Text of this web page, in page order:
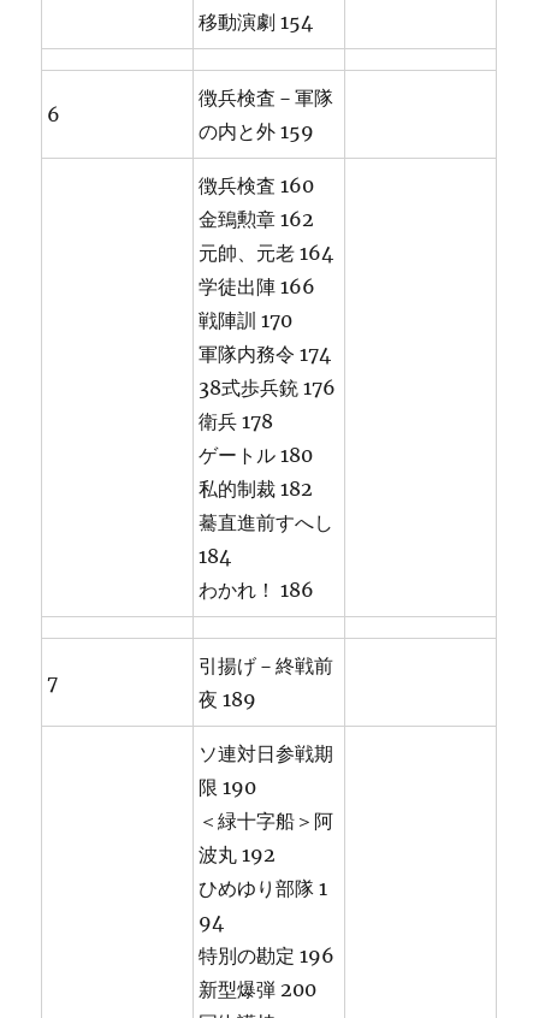
移動演劇 154
6
徴兵検査－軍隊
の内と外 159
徴兵検査 160
金鵄勲章 162
元帥、元老 164
学徒出陣 166
戦陣訓 170
軍隊内務令 174
38式歩兵銃 176
衛兵 178
ゲートル 180
私的制裁 182
驀直進前すへし
184
わかれ！ 186
7
引揚げ－終戦前
夜 189
ソ連対日参戦期
限 190
＜緑十字船＞阿
波丸 192
ひめゆり部隊 1
94
特別の勘定 196
新型爆弾 200